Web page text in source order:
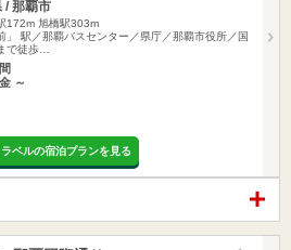
/ 那覇市
172m 旭橋駅303m
」 駅／那覇バスセンター／県庁／那覇市役所／国
で徒歩…
～
ベルの宿泊プランを見る